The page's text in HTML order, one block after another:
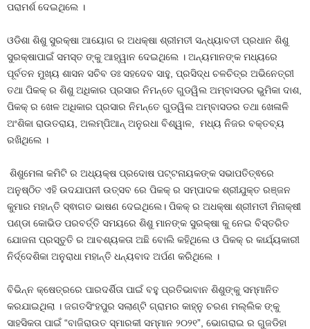
ପରାମର୍ଶ ଦେଇଥିଲେ ।
ଓଡିଶା ଶିଶୁ ସୁରକ୍ଷା ଆୟୋଗ ର ଅଧକ୍ଷା ଶ୍ରୀମତୀ ସନ୍ଧ୍ୟାବତୀ ପ୍ରଧାନ ଶିଶୁ
ସୁରକ୍ଷାପାଇଁ ସମସ୍ତ ଙ୍କୁ ଆହ୍ୱାନ ଦେଇଥିଲେ । ଅନ୍ୟମାନଙ୍କ ମଧ୍ୟରେ
ପୂର୍ବତନ ମୁଖ୍ୟ ଶାସନ ସଚିବ ଡଃ ସହଦେବ ସାହୁ, ପ୍ରସିଦ୍ଧ ଚଳଚିତ୍ର ଅଭିନେତ୍ରୀ
ତଥା ପିକକ୍‍ ର ଶିଶୁ ଅଧିକାର ପ୍ରସାର ନିମନ୍ତେ ଗୁଡୱିଲ ଅମ୍ବାସଡର ଭୁମିକା ଦାଶ,
ପିକକ୍‍ ର ଖେଳ ଅଧିକାର ପ୍ରସାର ନିମନ୍ତେ ଗୁଡୱିଲ ଅମ୍ବାସଡର ତଥା ଖେଳାଳି
ଅଂଶିକା ରାଉତରାୟ, ଅଲମ୍ପିଆନ୍ ଅନୁରଧା ବିଶ୍ୱାଳ, ମଧ୍ୟ ନିଜର ବକ୍ତବ୍ୟ
ରଖିଥିଲେ ।
ଶିଶୁମେଳା କମିଟି ର ଅଧ୍ୟକ୍ଷ ପ୍ରଦୋଷ ପଟ୍ଟନାୟକଙ୍କ ସଭାପତିତ୍ଵରେ
ଅନୁଷ୍ଠିତ ଏହି ଉଦଯାପନୀ ଉତ୍ସବ ରେ ପିକକ୍ ର ସମ୍ପାଦକ ଶ୍ରୀଯୁକ୍ତ ରଞ୍ଜନ
କୁମାର ମହାନ୍ତି ସ୍ଵାଗତ ଭାଷଣ ଦେଇଥିଲେ। ପିକକ୍ ର ଅଧକ୍ଷା ଶ୍ରୀମତୀ ମିନାକ୍ଷୀ
ପଣ୍ଡା କୋଭିଡ ପରବର୍ତ୍ତି ସମୟରେ ଶିଶୁ ମାନଙ୍କ ସୁରକ୍ଷା କୁ ନେଇ ବିସ୍ତରିତ
ଯୋଜନା ପ୍ରସ୍ତୁତି ର ଆବଶ୍ୟକତା ଅଛି ବୋଲି କହିଥିଲେ ଓ ପିକକ୍‍ ର କାର୍ଯ୍ୟକାରୀ
ନିର୍ଦ୍ଦେଶିକା ଅନୁରାଧା ମହାନ୍ତି ଧନ୍ୟବାଦ ଅର୍ପଣ କରିଥିଲେ ।
ବିଭିନ୍ନ କ୍ଷେତ୍ରରେ ପାରଦର୍ଶିତା ପାଇଁ ବହୁ ପ୍ରତିଭାବାନ ଶିଶୁଙ୍କୁ ସମ୍ମାନିତ
କରଯାଇଥିଲା । ଜଗତସିଂହପୁର ସଲାଣ୍ଟି ଗ୍ରାମର କାହ୍ନୁ ଚରଣ ମଲ୍ଲିକ ଙ୍କୁ
ସାହସିକତା ପାଇଁ “ବାଜିରାଉତ ସ୍ମାରକୀ ସମ୍ମାନ ୨୦୨୧”, ଭୋଗରାଇ ର ଗୁଜଡିହା